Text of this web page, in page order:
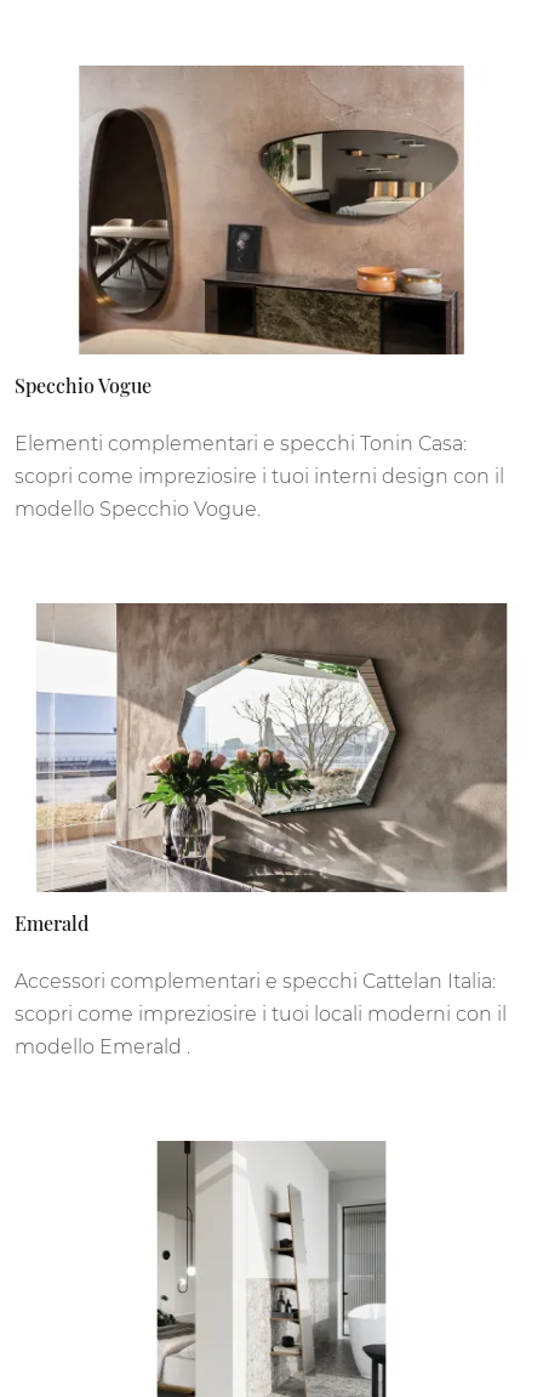
Specchio Vogue
Elementi complementari e specchi Tonin Casa:
scopri come impreziosire i tuoi interni design con il
modello Specchio Vogue.
Emerald
Accessori complementari e specchi Cattelan Italia:
scopri come impreziosire i tuoi locali moderni con il
modello Emerald .